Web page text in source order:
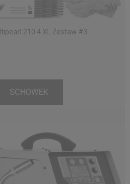
210 4 XL Zestaw #3
SCHOWEK